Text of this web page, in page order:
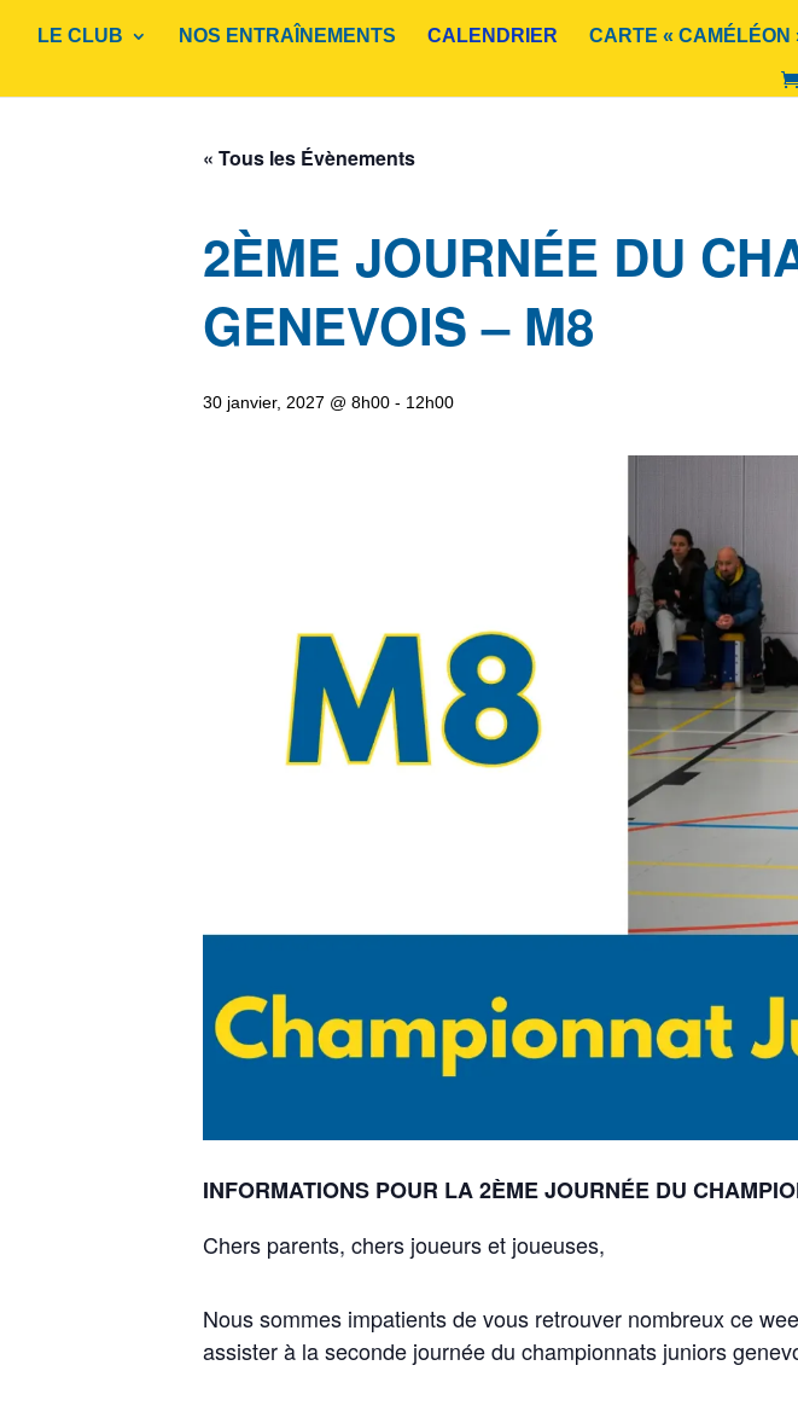
LE CLUB NOS ENTRAÎNEMENTS CALENDRIER CARTE « CAMÉLÉON
« Tous les Évènements
2ÈME JOURNÉE DU
GENEVOIS – M8
30 janvier, 2027 @ 8h00 - 12h00
INFORMATIONS POUR LA 2ÈME JOURNÉE DU
Chers parents, chers joueurs et joueuses,
Nous sommes impatients de vous retrouver nombreux ce
assister à la seconde journée du championnats juniors